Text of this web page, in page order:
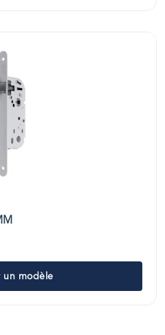
un modèle